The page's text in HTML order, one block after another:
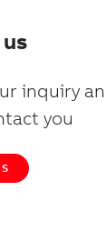
inquiry
you